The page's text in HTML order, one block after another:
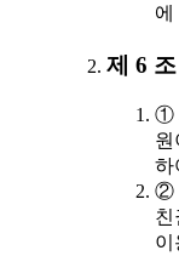
에
제 6
①
원
하
②
친
이